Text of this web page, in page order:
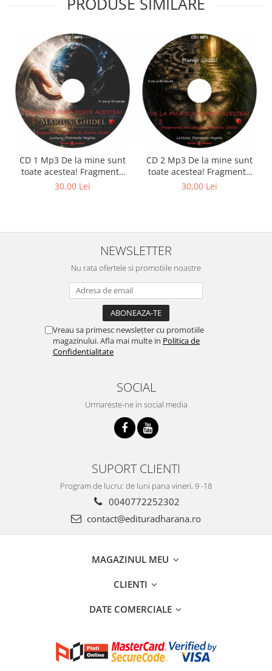
CD 1 Mp3 De la mine sunt
toate acestea! Fragmente
din cărțile lui Marius Ghidel
30,00 Lei
CD 2 Mp3 De la mine sunt
toate acestea! Fragmente
din cărțile lui Marius Ghidel
30,00 Lei
NEWSLETTER
Nu rata ofertele si promotiile noastre
Vreau sa primesc newsletter cu promotiile
magazinului. Afla mai multe in Politica de
Confidentialitate
SOCIAL
Urmareste-ne in social media
SUPORT CLIENTI
Program de lucru: de luni pana vineri, 9 -18
0040772252302
contact@edituradharana.ro
MAGAZINUL MEU
CLIENTI
DATE COMERCIALE